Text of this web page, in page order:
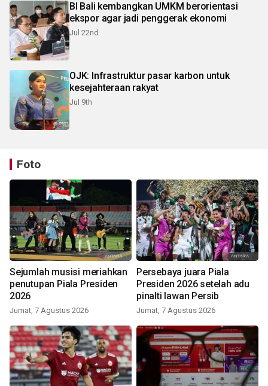
BI Bali kembangkan UMKM berorientasi
ekspor agar jadi penggerak ekonomi
Jul 22nd
OJK: Infrastruktur pasar karbon untuk
kesejahteraan rakyat
Jul 9th
Foto
Sejumlah musisi meriahkan
penutupan Piala Presiden
2026
Jumat, 7 Agustus 2026
Persebaya juara Piala
Presiden 2026 setelah adu
pinalti lawan Persib
Jumat, 7 Agustus 2026